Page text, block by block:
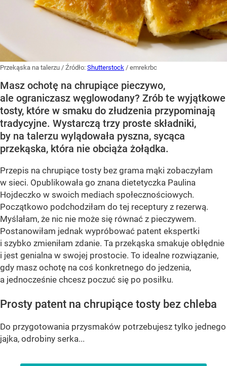
Przekąska na talerzu / Źródło: Shutterstock / emrekrbc
Masz ochotę na chrupiące pieczywo,
ale ograniczasz węglowodany? Zrób te wyjątkowe
tosty, które w smaku do złudzenia przypominają
tradycyjne. Wystarczą trzy proste składniki,
by na talerzu wylądowała pyszna, sycąca
przekąska, która nie obciąża żołądka.
Przepis na chrupiące tosty bez grama mąki zobaczyłam
w sieci. Opublikowała go znana dietetyczka Paulina
Hojdeczko w swoich mediach społecznościowych.
Początkowo podchodziłam do tej receptury z rezerwą.
Myślałam, że nic nie może się równać z pieczywem.
Postanowiłam jednak wypróbować patent ekspertki
i szybko zmieniłam zdanie. Ta przekąska smakuje obłędnie
i jest genialna w swojej prostocie. To idealne rozwiązanie,
gdy masz ochotę na coś konkretnego do jedzenia,
a jednocześnie chcesz poczuć się po posiłku.
Prosty patent na chrupiące tosty bez chleba
Do przygotowania przysmaków potrzebujesz tylko jednego
jajka, odrobiny serka...